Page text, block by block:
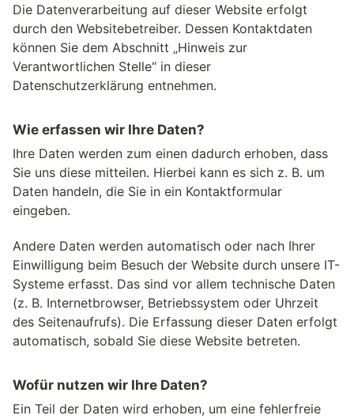
Die Datenverarbeitung auf dieser Website erfolgt
durch den Websitebetreiber. Dessen Kontaktdaten
können Sie dem Abschnitt „Hinweis zur
Verantwortlichen Stelle“ in dieser
Datenschutzerklärung entnehmen.
Wie erfassen wir Ihre Daten?
Ihre Daten werden zum einen dadurch erhoben, dass
Sie uns diese mitteilen. Hierbei kann es sich z. B. um
Daten handeln, die Sie in ein Kontaktformular
eingeben.
Andere Daten werden automatisch oder nach Ihrer
Einwilligung beim Besuch der Website durch unsere IT-
Systeme erfasst. Das sind vor allem technische Daten
(z. B. Internetbrowser, Betriebssystem oder Uhrzeit
des Seitenaufrufs). Die Erfassung dieser Daten erfolgt
automatisch, sobald Sie diese Website betreten.
Wofür nutzen wir Ihre Daten?
Ein Teil der Daten wird erhoben, um eine fehlerfreie